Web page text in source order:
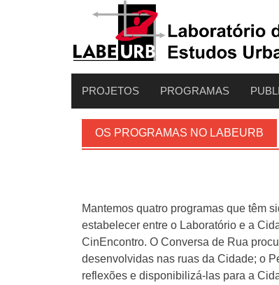
PROJETOS PROGRAMAS
OS PROGRAMAS NO LABEURB
Mantemos quatro programas que têm
estabelecer entre o Laboratório e a
CinEncontro. O Conversa de Rua
desenvolvidas nas ruas da Cidade; o
reflexões e disponibilizá-las para a